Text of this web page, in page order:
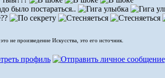
было постараться..
не произведение Искусства, это его источник.